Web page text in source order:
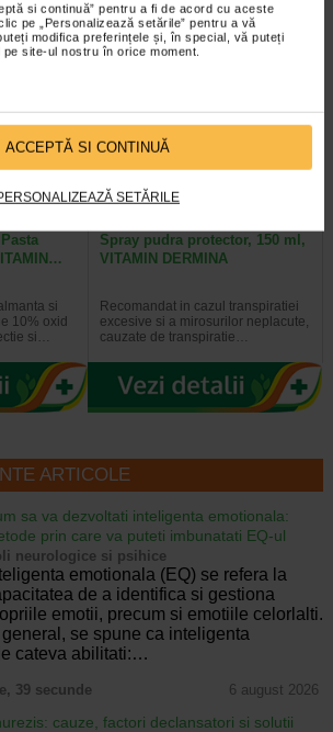
si continuă” pentru a fi de acord cu aceste
pe „Personalizează setările” pentru a vă
modifica preferințele și, în special, vă puteți
site-ul nostru în orice moment.
ACCEPTĂ SI CONTINUĂ
SETĂRILE
de preț
si
10% oxid
si…
Spray pudra protector, 150 ml,
VITAMIN DERMINA
Recomandat in cazul transpiratiei
excesive si a mirosurilor neplacute,
cauzate de transpiratie…
ARTICOLE
sa va dezvoltati inteligenta emotionala:
prin care va puteti imbunatati EQ-ul
neurologice si psihice
emotionala (EQ) se refera la
de a identifica si gestiona
emotii, precum si emotiile celorlalti.
general, se spune ca inteligenta
cateva abilitati:…
39 secunde 6 august 2026
cauze, factori declansatori si solutii